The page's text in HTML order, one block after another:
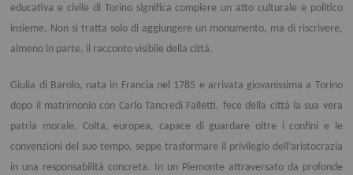
educativa e civile di Torino significa compiere un atto culturale e politico
insieme. Non si tratta solo di aggiungere un monumento, ma di riscrivere,
almeno in parte, il racconto visibile della città.
Giulia di Barolo, nata in Francia nel 1785 e arrivata giovanissima a Torino
dopo il matrimonio con Carlo Tancredi Falletti, fece della città la sua vera
patria morale. Colta, europea, capace di guardare oltre i confini e le
convenzioni del suo tempo, seppe trasformare il privilegio dell’aristocrazia
in una responsabilità concreta. In un Piemonte attraversato da profonde